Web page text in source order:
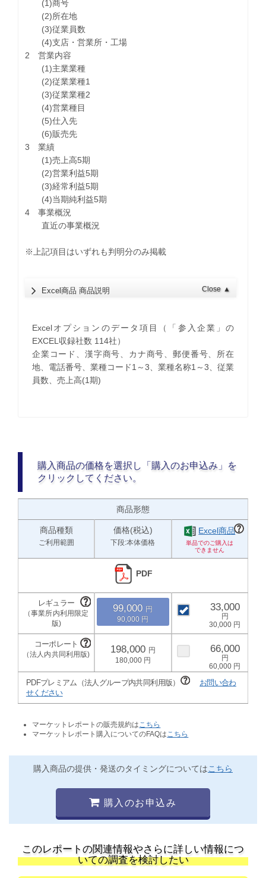
(1)商号
(2)所在地
(3)従業員数
(4)支店・営業所・工場
2 営業内容
(1)主業業種
(2)従業業種1
(3)従業業種2
(4)営業種目
(5)仕入先
(6)販売先
3 業績
(1)売上高5期
(2)営業利益5期
(3)経常利益5期
(4)当期純利益5期
4 事業概況
直近の事業概況
※上記項目はいずれも判明分のみ掲載
Excel商品 商品説明 Close ▲
Excelオプションのデータ項目（「参入企業」の
EXCEL収録社数 114社）
企業コード、漢字商号、カナ商号、郵便番号、所在
地、電話番号、業種コード1～3、業種名称1～3、従業
員数、売上高(1期)
購入商品の価格を選択し「購入のお申込み」を
クリックしてください。
商品形態
商品種類
ご利用範囲
価格(税込)
下段:本体価格
Excel商品
PDF
99,000
90,000
33,000
30,000
198,000
180,000
66,000
60,000
PDFプレミアム（法人グループ内共同利用版）
お問い合わ
せください
マーケットレポートの販売規約は こちら
マーケットレポート購入についてのFAQは こちら
購入商品の提供・発送のタイミングについてはこちら
購入のお申込み
このレポートの関連情報やさらに詳しい情報につ
いての調査を検討したい